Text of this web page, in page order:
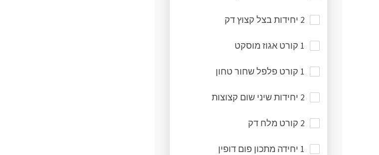
2 יחידות בצל קצוץ דק
1 קורט אגוז מוסקט
1 קורט פלפל שחור טחון
2 יחידות שיני שום קצוצות
2 קורט מלח דק
1 יחידה מתכון פום דופין